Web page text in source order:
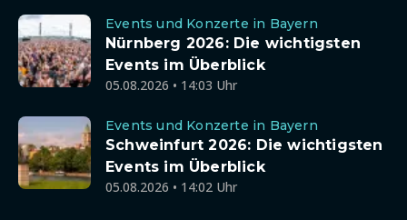
Events und Konzerte in Bayern
Nürnberg 2026: Die wichtigsten
Events im Überblick
05.08.2026 • 14:03 Uhr
Events und Konzerte in Bayern
Schweinfurt 2026: Die wichtigsten
Events im Überblick
05.08.2026 • 14:02 Uhr